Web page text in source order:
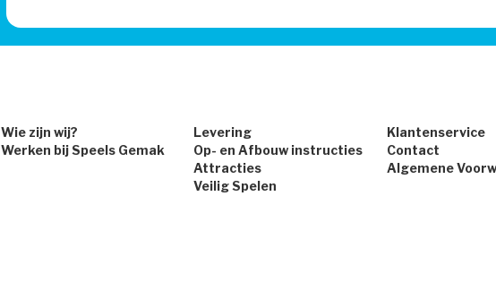
Wie zijn wij?
Werken bij Speels Gemak
Levering
Op- en Afbouw instructies
Attracties
Veilig Spelen
Klantenservice
Contact
Algemene